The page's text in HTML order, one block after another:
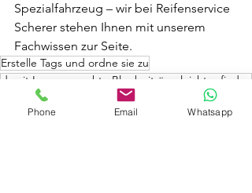
Spezialfahrzeug – wir bei Reifenservice
Scherer stehen Ihnen mit unserem
Fachwissen zur Seite.
Erstelle Tags und ordne sie zu
Rund ums Rad
Phone Email Whatsapp